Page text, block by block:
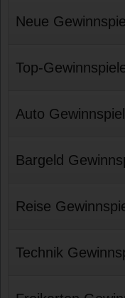
Neue
Top-
Auto
Bargeld
Reise
Technik